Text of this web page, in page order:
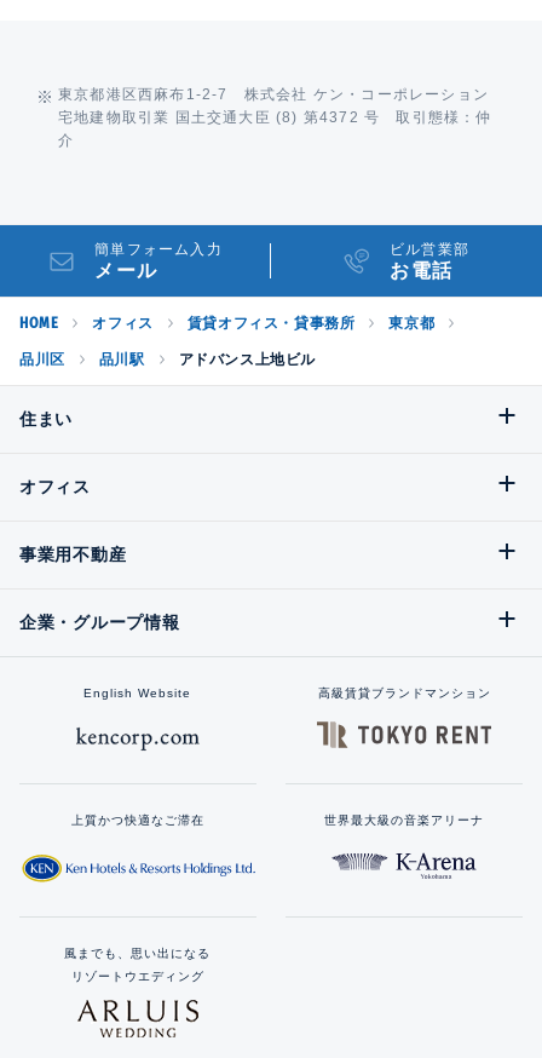
東京都港区西麻布1-2-7 株式会社 ケン・コーポレーション
宅地建物取引業 国土交通大臣 (8) 第4372 号 取引態様：仲
介
簡単フォーム入力
メール
ビル営業部
お電話
HOME オフィス 賃貸オフィス・貸事務所 東京都
品川区 品川駅 アドバンス上地ビル
住まい
オフィス
事業用不動産
企業・グループ情報
English Website 高級賃貸ブランドマンション
上質かつ快適なご滞在 世界最大級の音楽アリーナ
風までも、思い出になる
リゾートウエディング